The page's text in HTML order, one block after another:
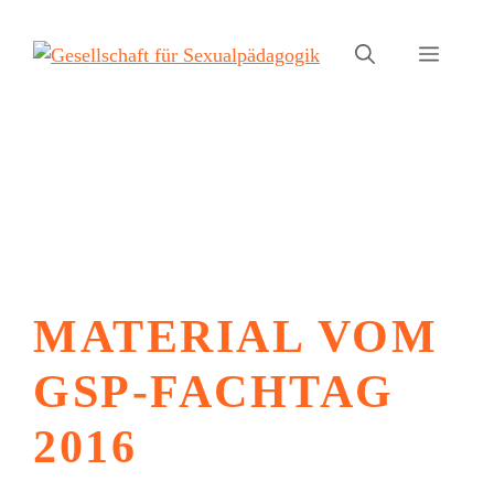
Inhalt
Menü
MATERIAL VOM
GSP-FACHTAG
2016